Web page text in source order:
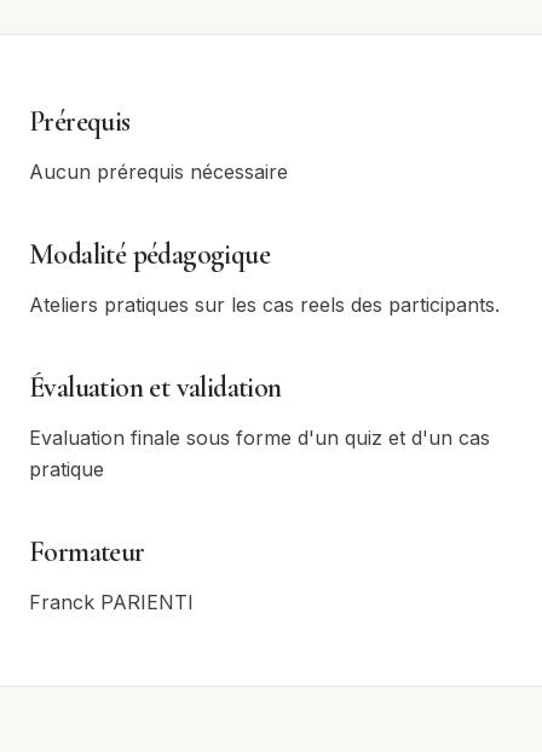
Prérequis
Aucun prérequis nécessaire
Modalité pédagogique
Ateliers pratiques sur les cas reels des participants.
Évaluation et validation
Evaluation finale sous forme d'un quiz et d'un cas
pratique
Formateur
Franck PARIENTI